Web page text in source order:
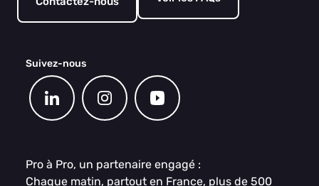
Suivez-nous
Pro à Pro, un partenaire engagé :
Chaque matin, partout en France, plus de 500